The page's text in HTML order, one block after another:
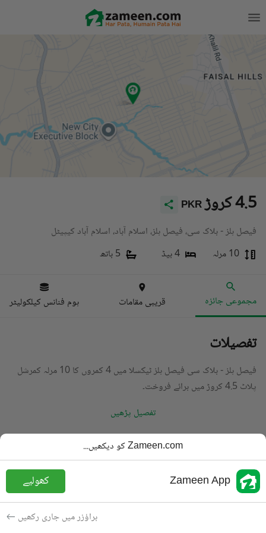
PKR 4.5 کروڑ
فیصل ہلز - بلاک سی، فیصل ہلز، اسلام آباد، اسلام آباد کیپیٹل
10 مرلہ
4 بیڈ 5 باتھ
مجموعی جائزہ قریبی مقامات ہوم فنانس کیلکولیٹر
تفصیلات
فیصل ہلز - بلاک سی فیصل ہلز ٹیکسلا میں 4 کمروں کا 10 مرلہ کمرشل
پلاٹ 4.5 کروڑ میں برائے فروخت۔
تفصیل پڑھیں
کمرشل پلاٹ
قیمت
PKR
4.5 کروڑ
باتھ
رقبہ
10 مرلہ
Zameen.com کو دیکھیں...
Zameen App کھولیے
براؤزر میں جاری رکھیں